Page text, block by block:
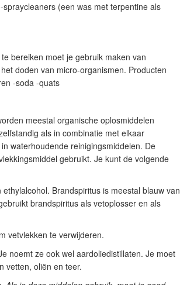
(een was met terpentine als
bereiken moet je gebruik maken van
doden van micro-organismen. Producten
-soda -quats
meestal organische oplosmiddelen
als in combinatie met elkaar
waterhoudende reinigingsmiddelen. De
gebruikt. Je kunt de volgende
Brandspiritus is meestal blauw van
brandspiritus als vetoplosser en als
vetvlekken te verwijderen.
noemt ze ook wel aardoliedistillaten. Je moet
vetten, oliën en teer.